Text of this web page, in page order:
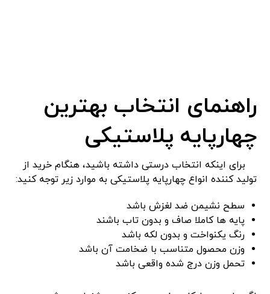
راهنمای انتخاب بهترین
چهارپایه پلاستیکی
برای اینکه انتخاب درستی داشته باشید، هنگام خرید از
تولید کننده انواع چهارپایه پلاستیکی به موارد زیر توجه کنید:
سطح نشیمن ضد لغزش باشد
پایه ‌ها کاملا صاف و بدون تاب باشند
رنگ یکنواخت و بدون لکه باشد
وزن محصول متناسب با ضخامت آن باشد
تحمل وزن درج شده واقعی باشد